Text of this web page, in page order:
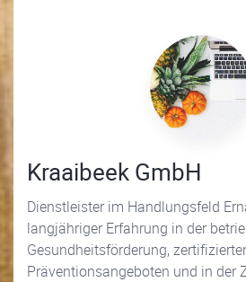
Kraaibeek GmbH
Dienstleister im Handlungsfeld
langjähriger Erfahrung in der
Gesundheitsförderung,
Präventionsangeboten und in der